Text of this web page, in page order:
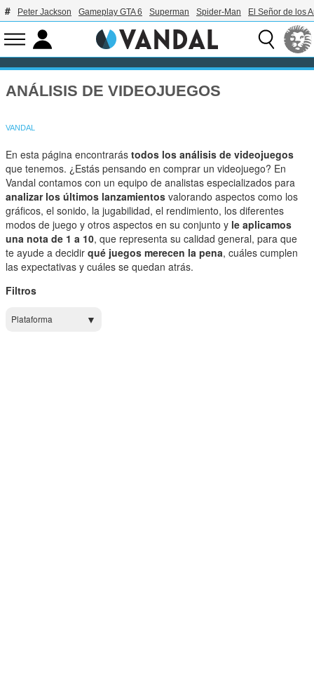
Peter Jackson Gameplay GTA 6 Superman Spider-Man El Señor de los
ANÁLISIS DE VIDEOJUEGOS
VANDAL
En esta página encontrarástodos los análisis de videojuegos
que tenemos. ¿Estás pensando en comprar un videojuego? En
Vandal contamos con un equipo de analistas especializados para
analizar los últimos lanzamientos valorando aspectos como los
gráficos, el sonido, la jugabilidad, el rendimiento, los diferentes
modos de juego y otros aspectos en su conjunto y le aplicamos
una nota de 1 a 10, que representa su calidad general, para que
te ayude a decidirqué juegos merecen la pena, cuáles cumplen
las expectativas y cuáles se quedan atrás.
Filtros
Plataforma